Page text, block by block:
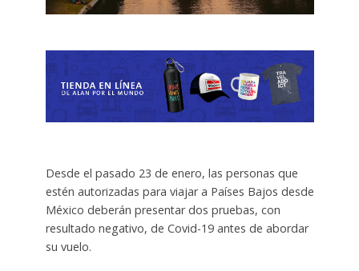
Desde el pasado 23 de enero, las personas que
estén autorizadas para viajar a Países Bajos desde
México deberán presentar dos pruebas, con
resultado negativo, de Covid-19 antes de abordar
su vuelo.